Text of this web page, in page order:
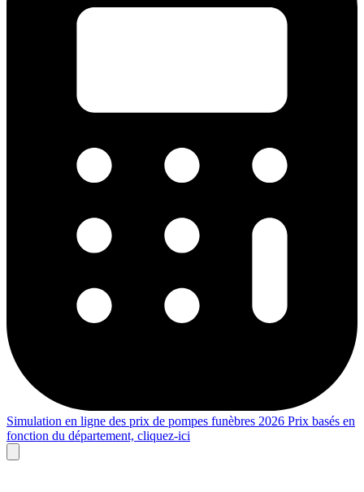
Simulation en ligne des prix de pompes funèbres 2026 Prix basés en
fonction du département, cliquez-ici